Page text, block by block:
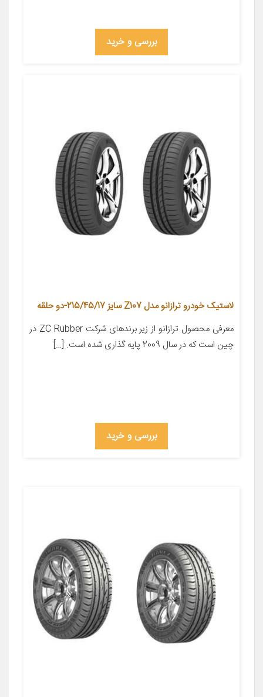
بررسی و خرید
لاستیک خودرو ترازانو مدل Z107 سایز 215/45/17-دو حلقه
معرفی محصول ترازانو از زیر برندهای شرکت ZC Rubber در
چین است که در سال 2009 پایه گذاری شده است. […]
بررسی و خرید